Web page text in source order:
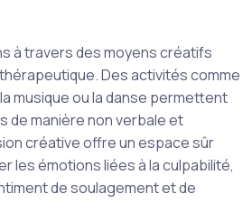
à travers des moyens créatifs
Des activités comme
musique ou la danse permettent
de manière non verbale et
créative offre un espace sûr
les émotions liées à la culpabilité,
de soulagement et de